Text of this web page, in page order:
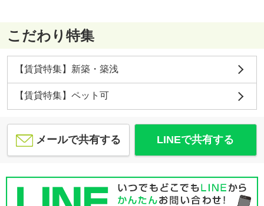
こだわり特集
【賃貸特集】新築・築浅
【賃貸特集】ペット可
メールで共有する LINEで共有する